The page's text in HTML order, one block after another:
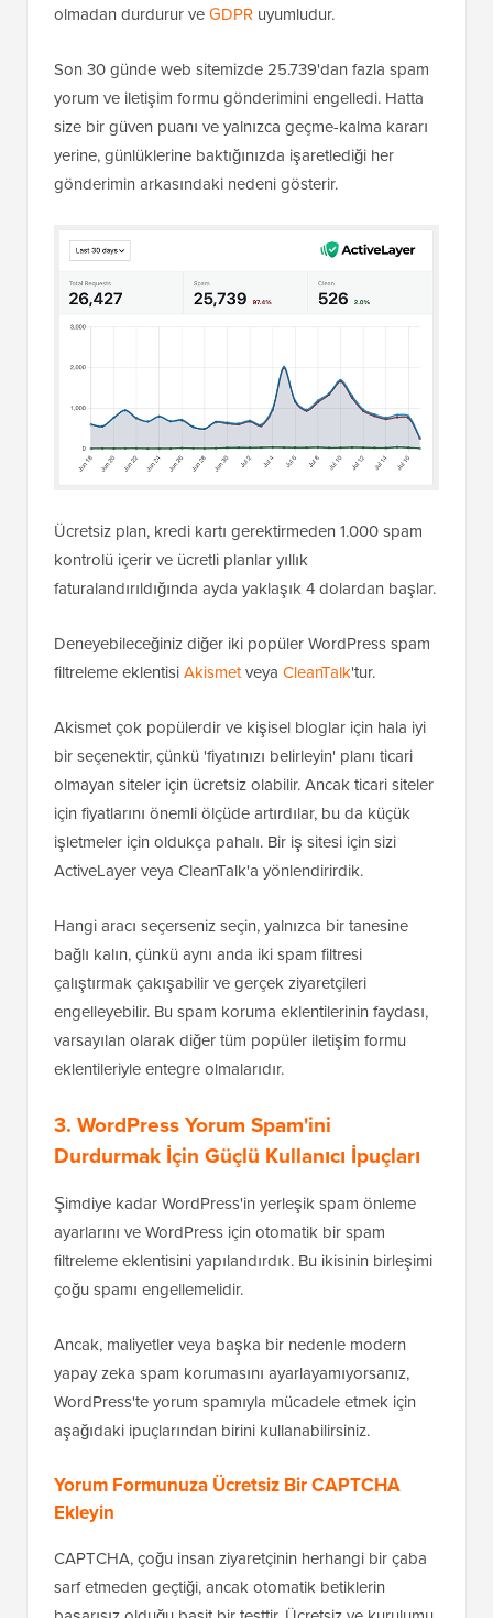
size bir güven puanı ve yalnızca geçme-kalma kararı
gönderimin arkasındaki nedeni gösterir.
Ücretsiz plan, kredi kartı gerektirmeden 1.000 spam
faturalandırıldığında ayda yaklaşık 4 dolardan başlar.
Deneyebileceğiniz diğer iki popüler WordPress spam
filtreleme eklentisiAkismetveyaCleanTalk
Akismet çok popülerdir ve kişisel bloglar için hala iyi
bir seçenektir, çünkü 'fiyatınızı belirleyin' planı ticari
olmayan siteler için ücretsiz olabilir. Ancak ticari siteler
işletmeler için oldukça pahalı. Bir iş sitesi için sizi
ActiveLayer veya CleanTalk'a yönlendirirdik.
Hangi aracı seçerseniz seçin, yalnızca bir tanesine
bağlı kalın, çünkü aynı anda iki spam filtresi
çalıştırmak çakışabilir ve gerçek ziyaretçileri
varsayılan olarak diğer tüm popüler iletişim formu
eklentileriyle entegre olmalarıdır.
3. WordPress Yorum Spam'ini
Durdurmak İçin Güçlü Kullanıcı İpuçları
Şimdiye kadar WordPress'in yerleşik spam önleme
ayarlarını ve WordPress için otomatik bir spam
filtreleme eklentisini yapılandırdık. Bu ikisinin birleşimi
çoğu spamı engellemelidir.
Ancak, maliyetler veya başka bir nedenle modern
yapay zeka spam korumasını ayarlayamıyorsanız,
WordPress'te yorum spamıyla mücadele etmek için
Yorum Formunuza Ücretsiz Bir CAPTCHA
Ekleyin
CAPTCHA, çoğu insan ziyaretçinin herhangi bir çaba
başarısız olduğu basit bir testtir. Ücretsiz ve kurulumu
oldukça basit olduğu için WordPress yorumlarınıza
Cloudflare Turnstile CAPTCHA eklemenizi öneririz.
Kurulum için ücretsizSimple Cloudflare Turnstile